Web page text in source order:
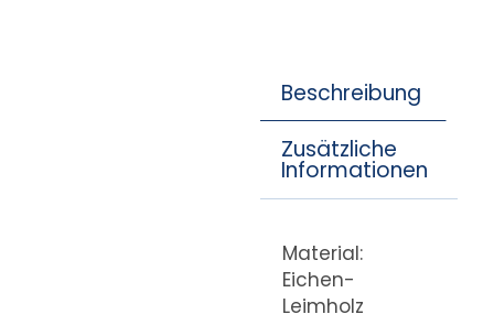
Beschreibung
Zusätzliche
Informationen
Material:
Eichen-
Leimholz